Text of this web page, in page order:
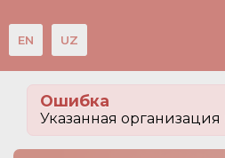
EN UZ
Ошибка
Указанная
Организации
О сервисе